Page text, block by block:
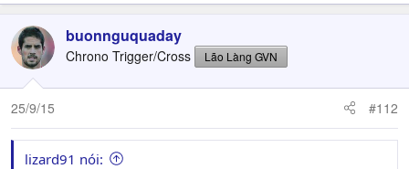
buonnguquaday
Chrono Trigger/Cross Lão Làng GVN
25/9/15 #112
lizard91 nói: